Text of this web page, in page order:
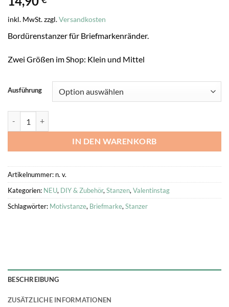
inkl. MwSt.zzgl.Versandkosten
Bordürenstanzer für Briefmarkenränder.
Zwei Größen im Shop: Klein und Mittel
Ausführung
IN DEN WARENKORB
Artikelnummer: n. v.
Kategorien: NEU, DIY & Zubehör, Stanzen, Valentinstag
Schlagwörter: Motivstanze, Briefmarke, Stanzer
BESCHREIBUNG
ZUSÄTZLICHE INFORMATIONEN